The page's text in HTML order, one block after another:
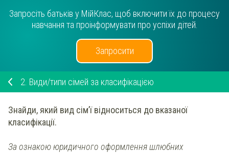
Запросіть батьків у МійКлас, щоб включити їх до процесу
навчання та проінформувати про успіхи дітей.
Запросити
2. Види/типи сімей за класифікацією
Знайди, який вид сім’ї відноситься до вказаної
класифікації.
За ознакою юридичного оформлення шлюбних